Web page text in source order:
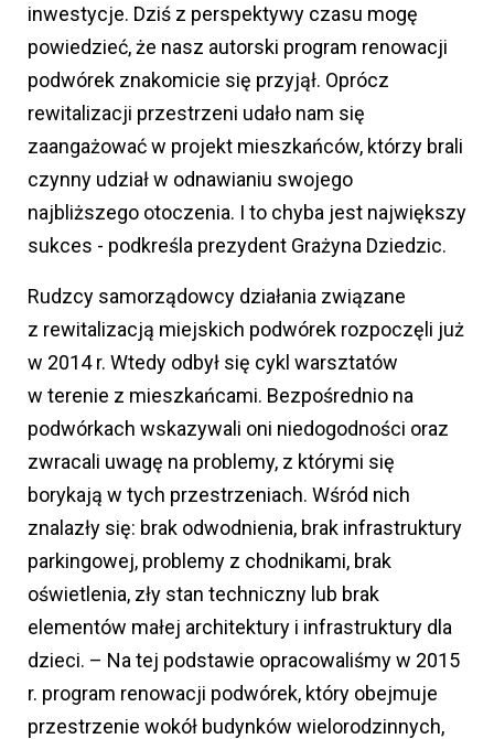
inwestycje. Dziś z perspektywy czasu mogę
powiedzieć, że nasz autorski program renowacji
podwórek znakomicie się przyjął. Oprócz
rewitalizacji przestrzeni udało nam się
zaangażować w projekt mieszkańców, którzy brali
czynny udział w odnawianiu swojego
najbliższego otoczenia. I to chyba jest największy
sukces - podkreśla prezydent Grażyna Dziedzic.
Rudzcy samorządowcy działania związane
z rewitalizacją miejskich podwórek rozpoczęli już
w 2014 r. Wtedy odbył się cykl warsztatów
w terenie z mieszkańcami. Bezpośrednio na
podwórkach wskazywali oni niedogodności oraz
zwracali uwagę na problemy, z którymi się
borykają w tych przestrzeniach. Wśród nich
znalazły się: brak odwodnienia, brak infrastruktury
parkingowej, problemy z chodnikami, brak
oświetlenia, zły stan techniczny lub brak
elementów małej architektury i infrastruktury dla
dzieci. – Na tej podstawie opracowaliśmy w 2015
r. program renowacji podwórek, który obejmuje
przestrzenie wokół budynków wielorodzinnych,